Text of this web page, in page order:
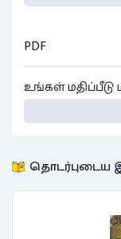
PDF
உங்கள்
தொடர்புடைய